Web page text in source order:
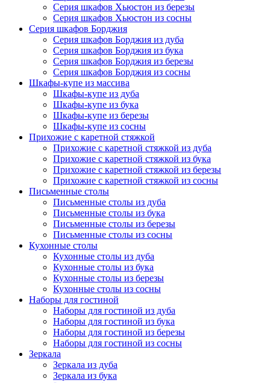
Серия шкафов Хьюстон из березы
Серия шкафов Хьюстон из сосны
Серия шкафов Борджия
Серия шкафов Борджия из дуба
Серия шкафов Борджия из бука
Серия шкафов Борджия из березы
Серия шкафов Борджия из сосны
Шкафы-купе из массива
Шкафы-купе из дуба
Шкафы-купе из бука
Шкафы-купе из березы
Шкафы-купе из сосны
Прихожие с каретной стяжкой
Прихожие с каретной стяжкой из дуба
Прихожие с каретной стяжкой из бука
Прихожие с каретной стяжкой из березы
Прихожие с каретной стяжкой из сосны
Письменные столы
Письменные столы из дуба
Письменные столы из бука
Письменные столы из березы
Письменные столы из сосны
Кухонные столы
Кухонные столы из дуба
Кухонные столы из бука
Кухонные столы из березы
Кухонные столы из сосны
Наборы для гостиной
Наборы для гостиной из дуба
Наборы для гостиной из бука
Наборы для гостиной из березы
Наборы для гостиной из сосны
Зеркала
Зеркала из дуба
Зеркала из бука